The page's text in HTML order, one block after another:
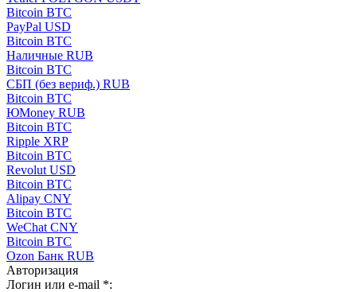
Bitcoin BTC
PayPal USD
Bitcoin BTC
Наличные RUB
Bitcoin BTC
СБП (без вериф.) RUB
Bitcoin BTC
ЮMoney RUB
Bitcoin BTC
Ripple XRP
Bitcoin BTC
Revolut USD
Bitcoin BTC
Alipay CNY
Bitcoin BTC
WeChat CNY
Bitcoin BTC
Ozon Банк RUB
Авторизация
Логин или e-mail *: